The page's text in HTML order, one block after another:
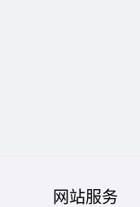
网站服务